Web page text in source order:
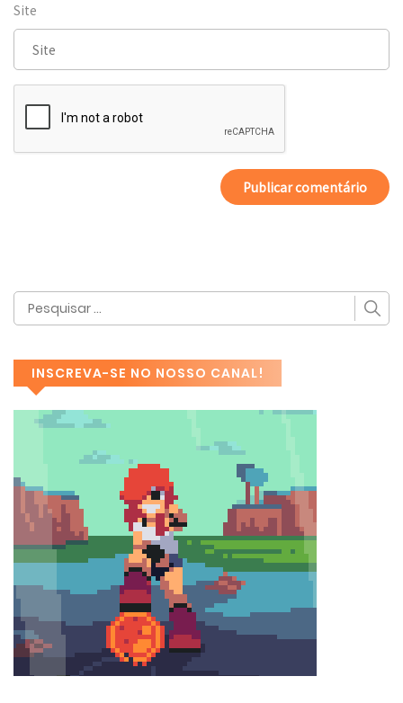
Site
INSCREVA-SE NO NOSSO CANAL!